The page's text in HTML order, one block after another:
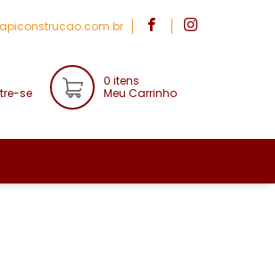
se
0 itens
Meu Carrinho